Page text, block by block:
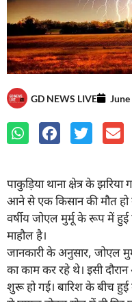
GD NEWS LIVE
पाकुड़िया थाना क्षेत्र के
आने से एक किसान की मौत हो
वर्षीय जोएल मुर्मू के रूप में
माहौल है।
जानकारी के अनुसार, जोएल
का काम कर रहे थे। इसी
शुरू हो गई। बारिश के बीच